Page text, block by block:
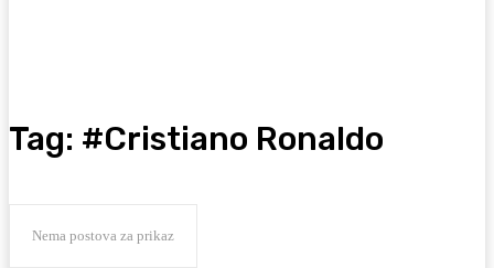
Tag: #Cristiano Ronaldo
Nema postova za prikaz